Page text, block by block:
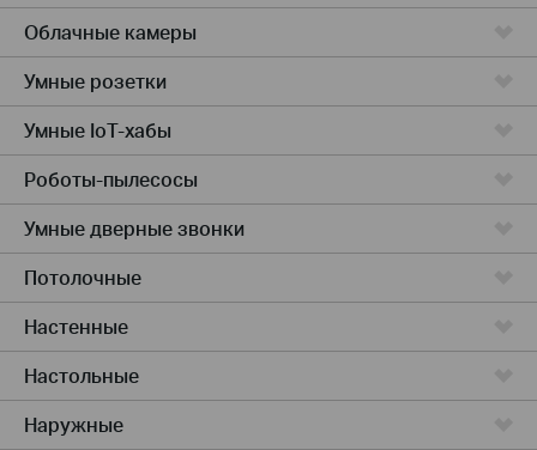
Облачные камеры
Умные розетки
Умные IoT-хабы
Роботы-пылесосы
Умные дверные звонки
Потолочные
Настенные
Настольные
Наружные